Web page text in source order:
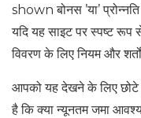
shown बोनस ’या’
यदि यह साइट पर स्पष्ट
विवरण के लिए नियम और
आपको यह देखने के लिए छोटे
है कि क्या न्यूनतम जमा